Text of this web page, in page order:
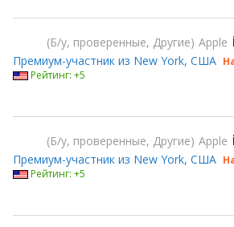
Б/у, проверенные, Другие Apple
Премиум-участник из New York, США
Рейтинг: +5
Б/у, проверенные, Другие Apple
Премиум-участник из New York, США
Рейтинг: +5